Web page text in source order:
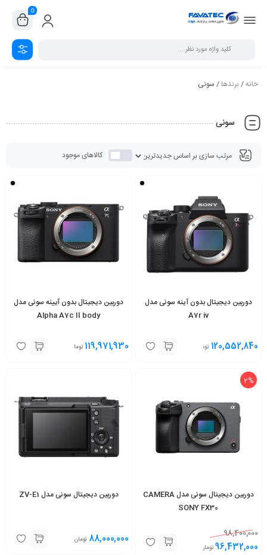
0
خانه/ برندها / سونی
سونی
کالاهای موجود
دوربین دیجیتال بدون آینه سونی مدل
A7r iv
120,552,840 تومان
دوربین دیجیتال بدون آیینه سونی مدل
Alpha A7c II body
119,971,930 تومان
2%
دوربین دیجیتال سونی مدل CAMERA
SONY FX30
98,400,000
96,432,000 تومان
دوربین دیجیتال سونی مدل ZV-E1
88,000,000 تومان